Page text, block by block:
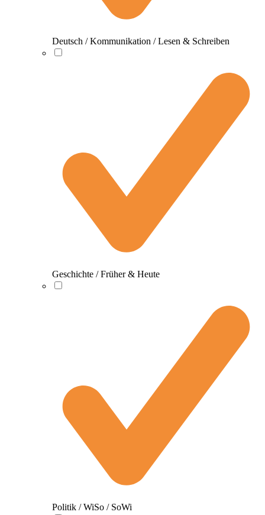
Deutsch / Kommunikation / Lesen & Schreiben
Geschichte / Früher & Heute
Politik / WiSo / SoWi